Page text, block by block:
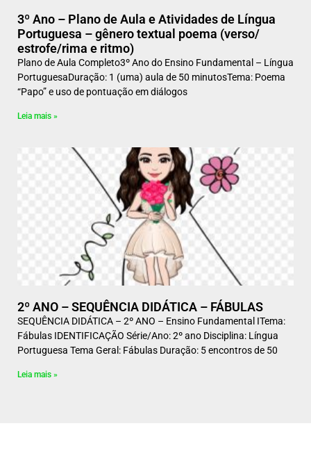
3º Ano – Plano de Aula e Atividades de Língua
Portuguesa – gênero textual poema (verso/
estrofe/rima e ritmo)
Plano de Aula Completo3º Ano do Ensino Fundamental – Língua
PortuguesaDuração: 1 (uma) aula de 50 minutosTema: Poema
“Papo” e uso de pontuação em diálogos
Leia mais »
2º ANO – SEQUÊNCIA DIDÁTICA – FÁBULAS
SEQUÊNCIA DIDÁTICA – 2º ANO – Ensino Fundamental ITema:
Fábulas IDENTIFICAÇÃO Série/Ano: 2º ano Disciplina: Língua
Portuguesa Tema Geral: Fábulas Duração: 5 encontros de 50
Leia mais »